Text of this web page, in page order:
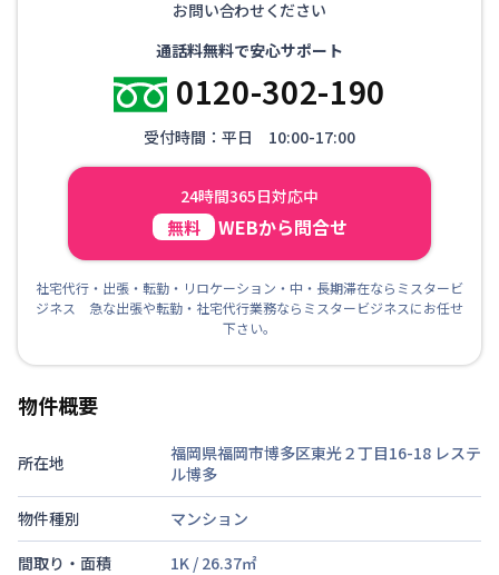
お問い合わせください
通話料無料で安心サポート
0120-302-190
受付時間：平日 10:00-17:00
24時間365日対応中
無料 WEBから問合せ
社宅代行・出張・転勤・リロケーション・中・長期滞在ならミスタービ
ジネス 急な出張や転勤・社宅代行業務ならミスタービジネスにお任せ
下さい。
物件概要
所在地 福岡県福岡市博多区東光２丁目16-18 レステ
ル博多
物件種別
マンション
間取り・面積
1K / 26.37㎡